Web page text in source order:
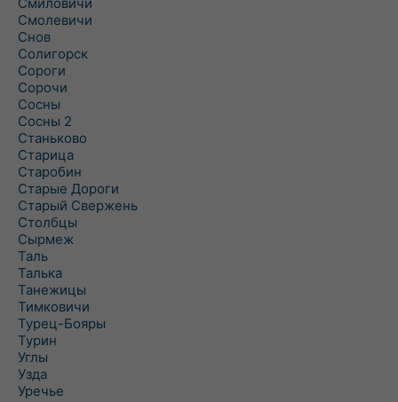
Смолевичи
Снов
Солигорск
Сороги
Сорочи
Сосны
Сосны 2
Станьково
Старица
Старобин
Старые Дороги
Старый Свержень
Столбцы
Сырмеж
Таль
Талька
Танежицы
Тимковичи
Турец-Бояры
Турин
Углы
Узда
Уречье